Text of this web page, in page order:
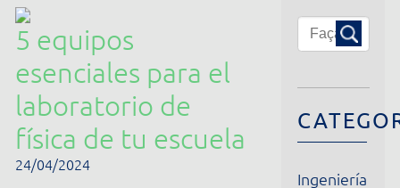
5 equipos
esenciales para el
laboratorio de
física de tu escuela
24/04/2024
La física es una ciencia que sólo
CATEGORÍAS
Ingeniería
Institucional